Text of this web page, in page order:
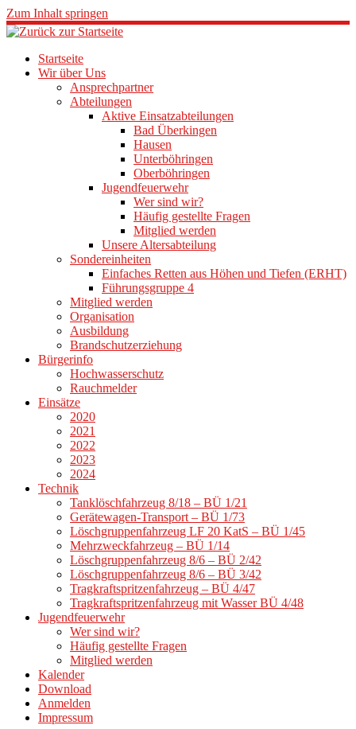
Zum Inhalt springen
Startseite
Wir über Uns
Ansprechpartner
Abteilungen
Aktive Einsatzabteilungen
Bad Überkingen
Hausen
Unterböhringen
Oberböhringen
Jugendfeuerwehr
Wer sind wir?
Häufig gestellte Fragen
Mitglied werden
Unsere Altersabteilung
Sondereinheiten
Einfaches Retten aus Höhen und Tiefen (ERHT)
Führungsgruppe 4
Mitglied werden
Organisation
Ausbildung
Brandschutzerziehung
Bürgerinfo
Hochwasserschutz
Rauchmelder
Einsätze
2020
2021
2022
2023
2024
Technik
Tanklöschfahrzeug 8/18 – BÜ 1/21
Gerätewagen-Transport – BÜ 1/73
Löschgruppenfahrzeug LF 20 KatS – BÜ 1/45
Mehrzweckfahrzeug – BÜ 1/14
Löschgruppenfahrzeug 8/6 – BÜ 2/42
Löschgruppenfahrzeug 8/6 – BÜ 3/42
Tragkraftspritzenfahrzeug – BÜ 4/47
Tragkraftspritzenfahrzeug mit Wasser BÜ 4/48
Jugendfeuerwehr
Wer sind wir?
Häufig gestellte Fragen
Mitglied werden
Kalender
Download
Anmelden
Impressum